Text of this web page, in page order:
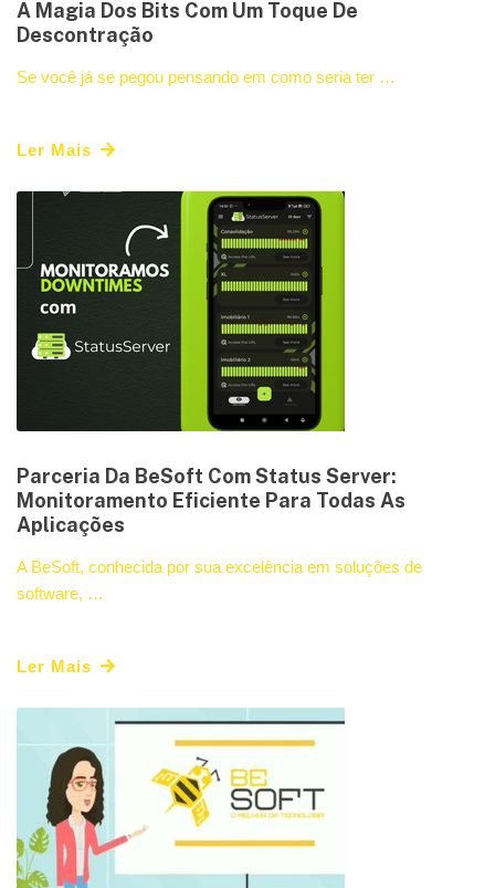
A Magia Dos Bits Com Um Toque De
Descontração
Se você já se pegou pensando em como seria ter …
Ler Mais
Parceria Da BeSoft Com Status Server:
Monitoramento Eficiente Para Todas As
Aplicações
A BeSoft, conhecida por sua excelência em soluções de
software, …
Ler Mais